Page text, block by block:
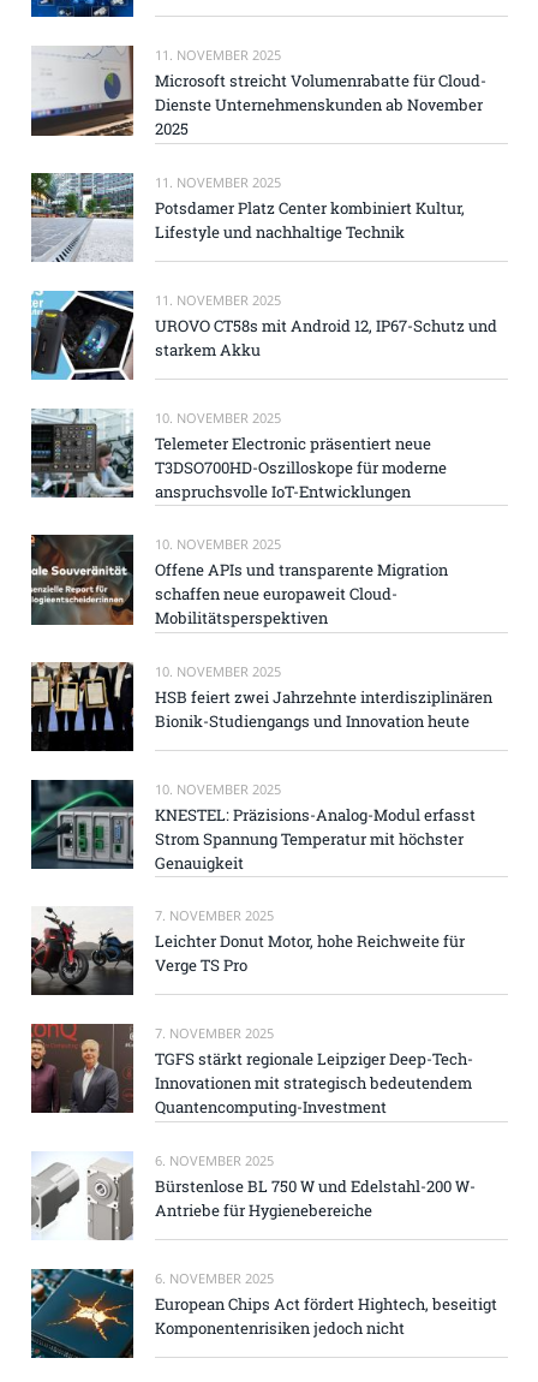
11. NOVEMBER 2025
Microsoft streicht Volumenrabatte für Cloud-
Dienste Unternehmenskunden ab November
2025
11. NOVEMBER 2025
Potsdamer Platz Center kombiniert Kultur,
Lifestyle und nachhaltige Technik
11. NOVEMBER 2025
UROVO CT58s mit Android 12, IP67-Schutz und
starkem Akku
10. NOVEMBER 2025
Telemeter Electronic präsentiert neue
T3DSO700HD-Oszilloskope für moderne
anspruchsvolle IoT-Entwicklungen
10. NOVEMBER 2025
Offene APIs und transparente Migration
schaffen neue europaweit Cloud-
Mobilitätsperspektiven
10. NOVEMBER 2025
HSB feiert zwei Jahrzehnte interdisziplinären
Bionik-Studiengangs und Innovation heute
10. NOVEMBER 2025
KNESTEL: Präzisions-Analog-Modul erfasst
Strom Spannung Temperatur mit höchster
Genauigkeit
7. NOVEMBER 2025
Leichter Donut Motor, hohe Reichweite für
Verge TS Pro
7. NOVEMBER 2025
TGFS stärkt regionale Leipziger Deep-Tech-
Innovationen mit strategisch bedeutendem
Quantencomputing-Investment
6. NOVEMBER 2025
Bürstenlose BL 750 W und Edelstahl-200 W-
Antriebe für Hygienebereiche
6. NOVEMBER 2025
European Chips Act fördert Hightech, beseitigt
Komponentenrisiken jedoch nicht